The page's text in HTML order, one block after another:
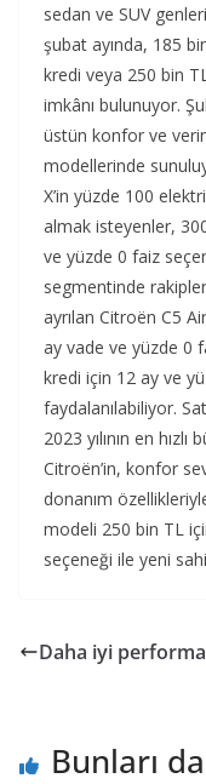
sedan ve SUV
şubat ayında, 185
kredi veya 250 bin
imkânı bulunuyor.
üstün konfor ve
modellerinde
X’in yüzde 100
almak isteyenler,
ve yüzde 0 faiz
segmentinde
ayrılan Citroën C5
ay vade ve yüzde 0
kredi için 12 ay ve
faydalanılabiliyor.
2023 yılının en
Citroën’in, konfor
donanım
modeli 250 bin TL
seçeneği ile yeni
Daha iyi
Bunları